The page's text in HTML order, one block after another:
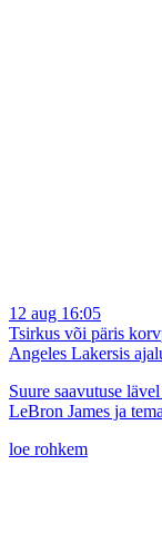
12 aug 16:05
Tsirkus või päris
Angeles Lakersis
Suure saavutuse
LeBron James ja
loe rohkem